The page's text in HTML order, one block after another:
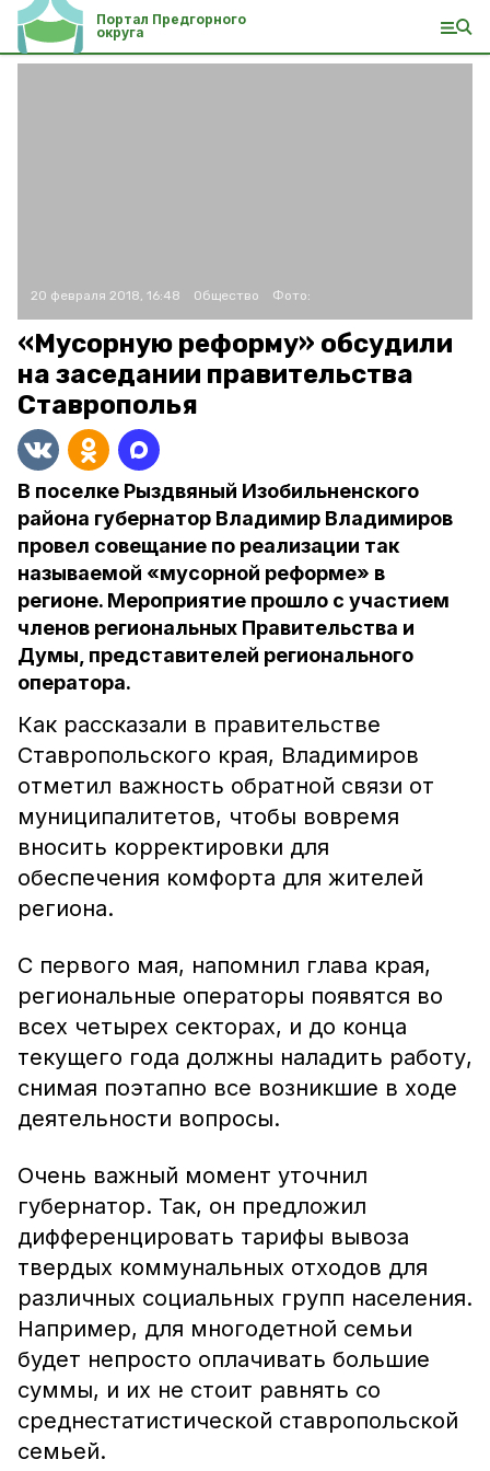
Портал Предгорного
округа
20 февраля 2018, 16:48 Общество Фото:
«Мусорную реформу» обсудили
на заседании правительства
Ставрополья
В поселке Рыздвяный Изобильненского
района губернатор Владимир Владимиров
провел совещание по реализации так
называемой «мусорной реформе» в
регионе. Мероприятие прошло с участием
членов региональных Правительства и
Думы, представителей регионального
оператора.
Как рассказали в правительстве
Ставропольского края, Владимиров
отметил важность обратной связи от
муниципалитетов, чтобы вовремя
вносить корректировки для
обеспечения комфорта для жителей
региона.
С первого мая, напомнил глава края,
региональные операторы появятся во
всех четырех секторах, и до конца
текущего года должны наладить работу,
снимая поэтапно все возникшие в ходе
деятельности вопросы.
Очень важный момент уточнил
губернатор. Так, он предложил
дифференцировать тарифы вывоза
твердых коммунальных отходов для
различных социальных групп населения.
Например, для многодетной семьи
будет непросто оплачивать большие
суммы, и их не стоит равнять со
среднестатистической ставропольской
семьей.